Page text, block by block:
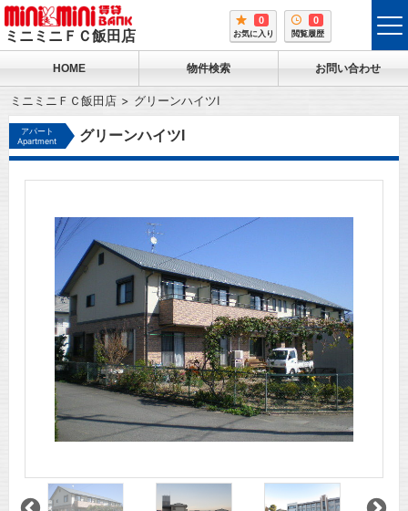
ミニミニＦＣ飯田店
0
お気に入り
0
閲覧履歴
HOME 物件検索 お問い合わせ
ミニミニＦＣ飯田店 グリーンハイツI
アパート
Apartment
グリーンハイツI